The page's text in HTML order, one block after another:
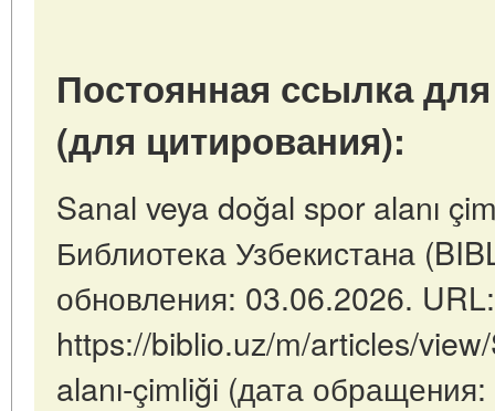
Постоянная ссылка
(для цитирования):
Sanal veya doğal spor alanı
Библиотека Узбекистана
обновления: 03.06.2026. URL:
https://biblio.uz/m/articles/
alanı-çimliği (дата